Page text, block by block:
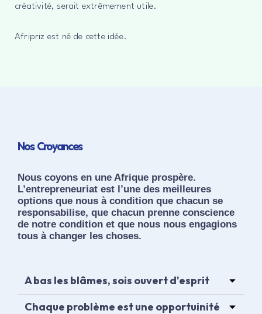
créativité, serait extrêmement utile.
Afripriz est né de cette idée.
Nos Croyances
Nous coyons en une Afrique prospère.
L’entrepreneuriat est l’une des meilleures
options que nous à condition que chacun se
responsabilise, que chacun prenne conscience
de notre condition et que nous nous engagions
tous à changer les choses.
A bas les blâmes, sois ouvert d'esprit
Chaque problème est une opportuinité